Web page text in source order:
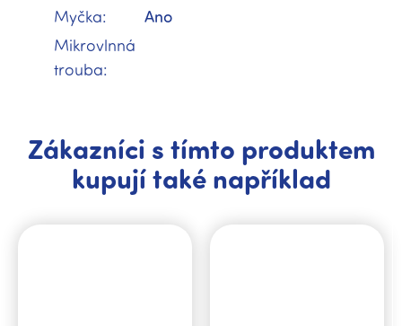
Myčka:
Ano
Mikrovlnná
trouba:
Zákazníci s tímto produktem
kupují také například